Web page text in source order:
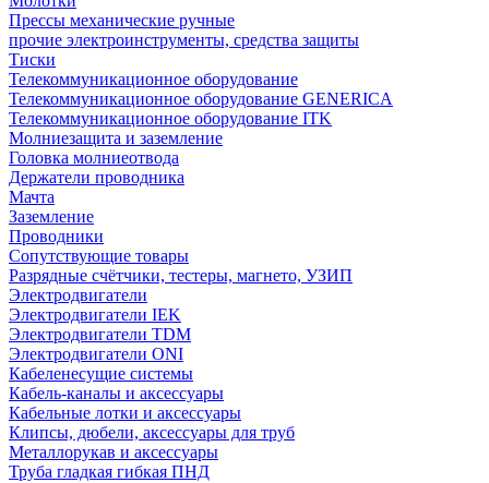
Прессы механические ручные
прочие электроинструменты, средства защиты
Тиски
Телекоммуникационное оборудование
Телекоммуникационное оборудование GENERICA
Телекоммуникационное оборудование ITK
Молниезащита и заземление
Головка молниеотвода
Держатели проводника
Мачта
Заземление
Проводники
Сопутствующие товары
Разрядные счётчики, тестеры, магнето, УЗИП
Электродвигатели
Электродвигатели IEK
Электродвигатели TDM
Электродвигатели ONI
Кабеленесущие системы
Кабель-каналы и аксессуары
Кабельные лотки и аксессуары
Клипсы, дюбели, аксессуары для труб
Металлорукав и аксессуары
Труба гладкая гибкая ПНД